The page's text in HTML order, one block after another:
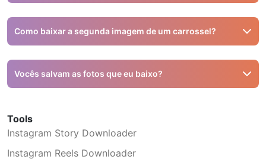
Não é possível. O Snapinsta funciona apenas com
conteúdo público.
Como baixar a segunda imagem de um carrossel?
Baixe uma por uma ou use o download ZIP para baixar
todas de uma vez.
Vocês salvam as fotos que eu baixo?
Tools
Instagram Story Downloader
Instagram Reels Downloader